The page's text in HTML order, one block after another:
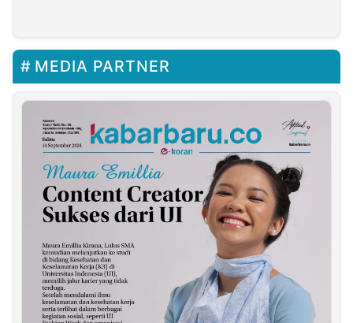
MEDIA PARTNER